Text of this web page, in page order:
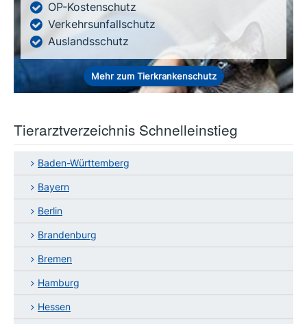
OP-Kostenschutz
Verkehrsunfallschutz
Auslandsschutz
Mehr zum Tierkrankenschutz
Tierarztverzeichnis Schnelleinstieg
Baden-Württemberg
Bayern
Berlin
Brandenburg
Bremen
Hamburg
Hessen